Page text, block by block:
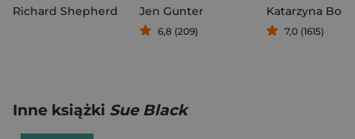
Richard Shepherd Jen Gunter
6,8 (209)
Katarzyna
7,0 (1615)
Inne książki Sue Black